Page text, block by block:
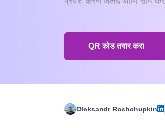
QR कोड तयार करा
Oleksandr Roshchupkin